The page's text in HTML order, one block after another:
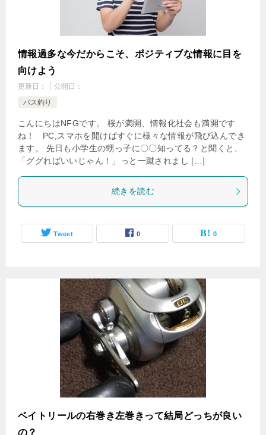
情報過多な今だからこそ、ポジティブな情報に目を
向けよう
更新日：
公開日：
バス釣り
こんにちはNFGです。 桜が満開、情報化社会も満開です
ね！ PC,スマホを開けばすぐに様々な情報が飛び込んでき
ます。 先日も小学生の甥っ子に〇〇知ってる？と聞くと、
「ググればいいじゃん！」っと一蹴されまし […]
続きを読む
Tweet 0 0
ベイトリールの右巻き左巻きって結局どっちが良い
の？